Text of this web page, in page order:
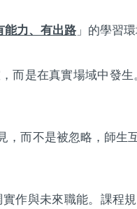
能力、有出路 」的學習環
而是在真實場域中發生
而不是被忽略，師生
作與未來職能。課程